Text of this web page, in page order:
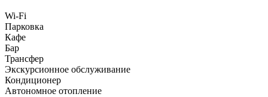
Wi-Fi
Парковка
Кафе
Бар
Трансфер
Экскурсионное обслуживание
Кондиционер
Автономное отопление